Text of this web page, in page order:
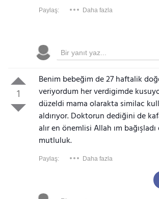
Paylaş: Daha fazla
1
Benim bebeğim de 27 haftalik
veriyordum her verdigimde
düzeldi mama olarakta similac
aldırıyor. Doktorun dediğini de
alır en önemlisi Allah ım
mutluluk.
Paylaş: Daha fazla